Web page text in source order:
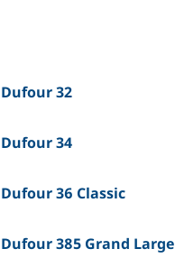
Dufour 32
Dufour 34
Dufour 36 Classic
Dufour 385 Grand Large